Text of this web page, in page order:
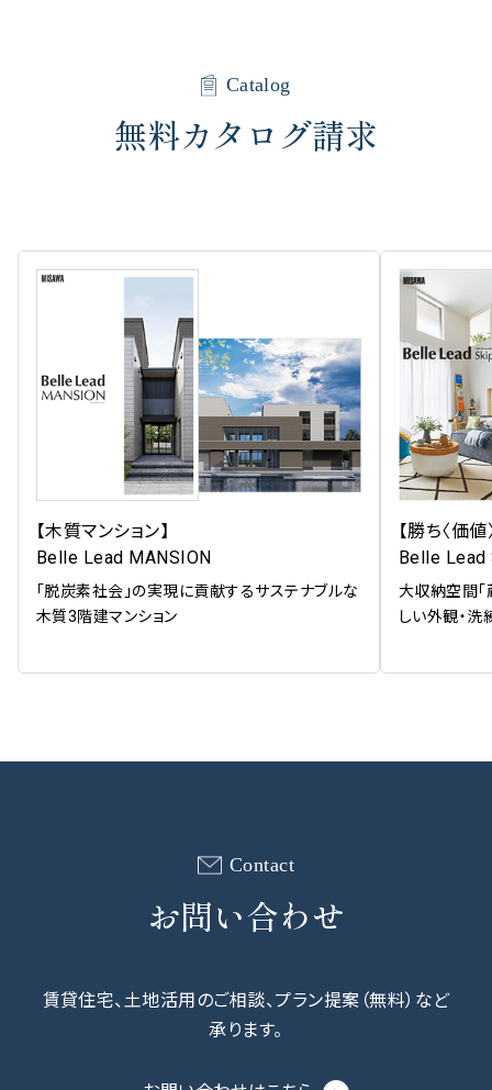
Catalog
無料カタログ請求
【木質マンション】
Belle Lead MANSION
「脱炭素社会」の実現に貢献するサステナブルな
木質3階建マンション
【勝ち〈価
Belle
大収納空間「
しい外観・
Contact
お問い合わせ
賃貸住宅、⼟地活⽤のご相談、プラン提案（無料）など
承ります。